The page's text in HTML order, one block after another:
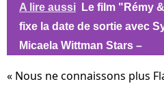
A lire aussi
Le film "Rémy
fixe la date de sortie avec
Micaela Wittman Stars –
« Nous ne connaissons plus